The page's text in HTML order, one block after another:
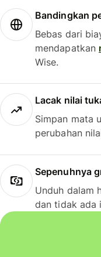
Bandingkan
Bebas dari
mendapatkan
Wise.
Lacak nilai
Simpan mata
perubahan
Sepenuhnya
Unduh dalam
dan tidak ada